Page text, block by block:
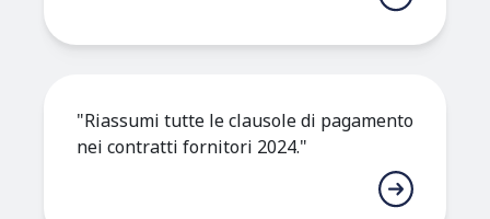
"Riassumi tutte le clausole di pagamento
nei contratti fornitori 2024."